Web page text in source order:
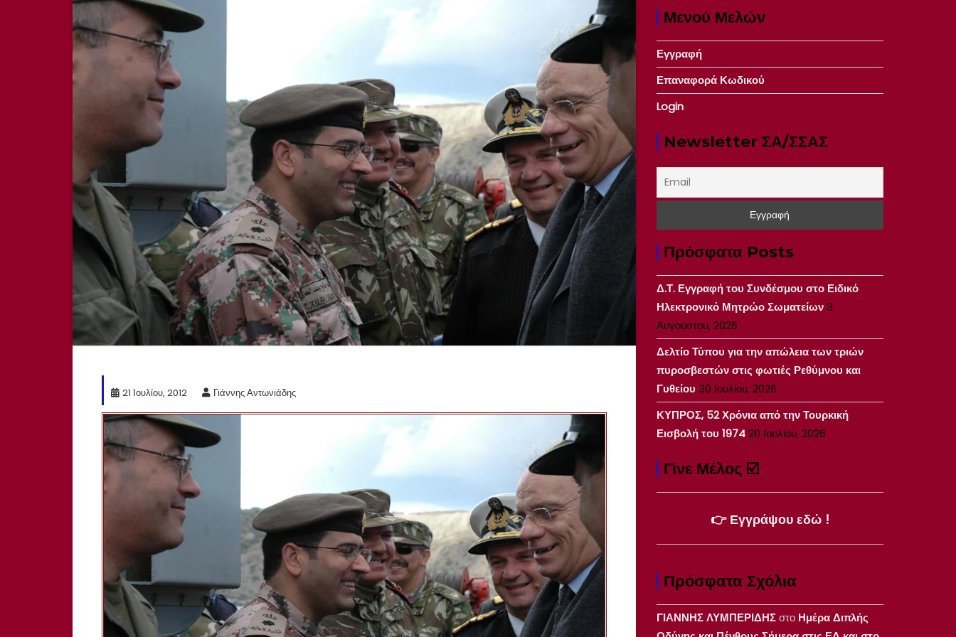
21 Ιουλίου, 2012 Γιάννης Αντωνιάδης
Μενού Μελών
Εγγραφή
Επαναφορά Κωδικού
Login
Newsletter ΣΑ/ΣΣΑΣ
Πρόσφατα Posts
Δ.Τ. Εγγραφή του Συνδέσμου στο Ειδικό
Ηλεκτρονικό Μητρώο Σωματείων3
Αυγούστου, 2026
Δελτίο Τύπου για την απώλεια των τριών
πυροσβεστών στις φωτιές Ρεθύμνου και
Γυθείου 30 Ιουλίου, 2026
ΚΥΠΡΟΣ, 52 Χρόνια από την Τουρκική
Εισβολή του 197420 Ιουλίου, 2026
Γίνε Μέλος ☑️
👉 Εγγράψου εδώ !
Πρόσφατα Σχόλια
ΓΙΑΝΝΗΣ ΛΥΜΠΕΡΙΔΗΣστο Ημέρα Διπλής